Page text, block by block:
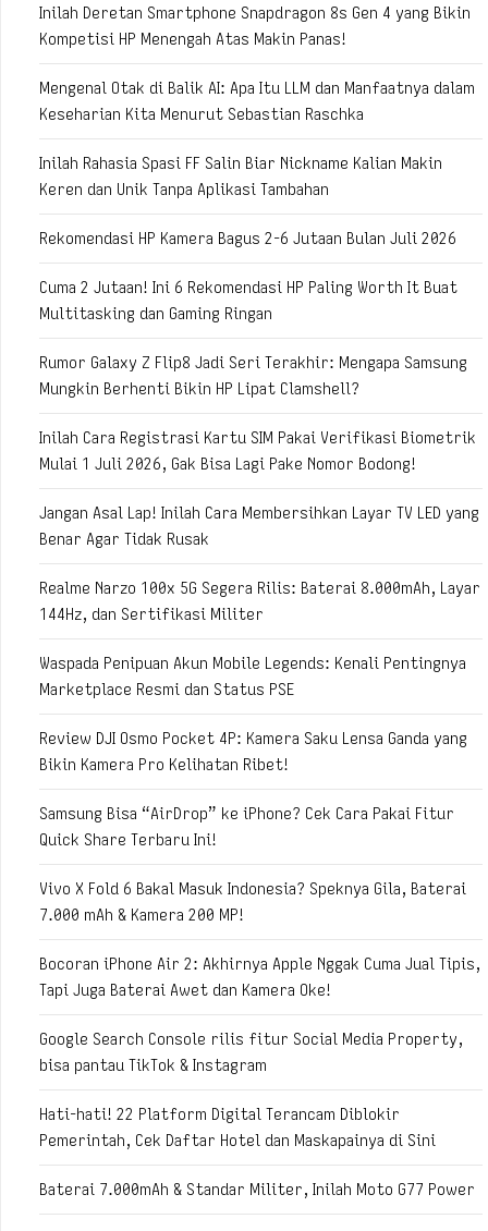
Inilah Deretan Smartphone Snapdragon 8s Gen 4 yang Bikin
Kompetisi HP Menengah Atas Makin Panas!
Mengenal Otak di Balik AI: Apa Itu LLM dan Manfaatnya dalam
Keseharian Kita Menurut Sebastian Raschka
Inilah Rahasia Spasi FF Salin Biar Nickname Kalian Makin
Keren dan Unik Tanpa Aplikasi Tambahan
Rekomendasi HP Kamera Bagus 2-6 Jutaan Bulan Juli 2026
Cuma 2 Jutaan! Ini 6 Rekomendasi HP Paling Worth It Buat
Multitasking dan Gaming Ringan
Rumor Galaxy Z Flip8 Jadi Seri Terakhir: Mengapa Samsung
Mungkin Berhenti Bikin HP Lipat Clamshell?
Inilah Cara Registrasi Kartu SIM Pakai Verifikasi Biometrik
Mulai 1 Juli 2026, Gak Bisa Lagi Pake Nomor Bodong!
Jangan Asal Lap! Inilah Cara Membersihkan Layar TV LED yang
Benar Agar Tidak Rusak
Realme Narzo 100x 5G Segera Rilis: Baterai 8.000mAh, Layar
144Hz, dan Sertifikasi Militer
Waspada Penipuan Akun Mobile Legends: Kenali Pentingnya
Marketplace Resmi dan Status PSE
Review DJI Osmo Pocket 4P: Kamera Saku Lensa Ganda yang
Bikin Kamera Pro Kelihatan Ribet!
Samsung Bisa “AirDrop” ke iPhone? Cek Cara Pakai Fitur
Quick Share Terbaru Ini!
Vivo X Fold 6 Bakal Masuk Indonesia? Speknya Gila, Baterai
7.000 mAh & Kamera 200 MP!
Bocoran iPhone Air 2: Akhirnya Apple Nggak Cuma Jual Tipis,
Tapi Juga Baterai Awet dan Kamera Oke!
Google Search Console rilis fitur Social Media Property,
bisa pantau TikTok & Instagram
Hati-hati! 22 Platform Digital Terancam Diblokir
Pemerintah, Cek Daftar Hotel dan Maskapainya di Sini
Baterai 7.000mAh & Standar Militer, Inilah Moto G77 Power